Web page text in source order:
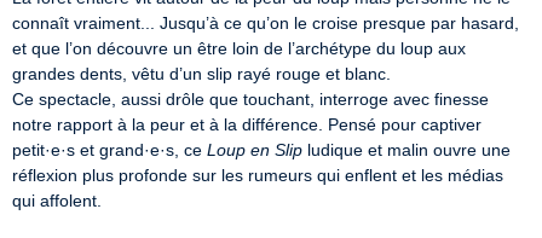
connaît vraiment... Jusqu’à ce qu’on le croise presque par hasard,
et que l’on découvre un être loin de l’archétype du loup aux
grandes dents, vêtu d’un slip rayé rouge et blanc.
Ce spectacle, aussi drôle que touchant, interroge avec finesse
notre rapport à la peur et à la différence. Pensé pour captiver
petit·e·s et grand·e·s, ce Loup en Slip ludique et malin ouvre une
réflexion plus profonde sur les rumeurs qui enflent et les médias
qui affolent.